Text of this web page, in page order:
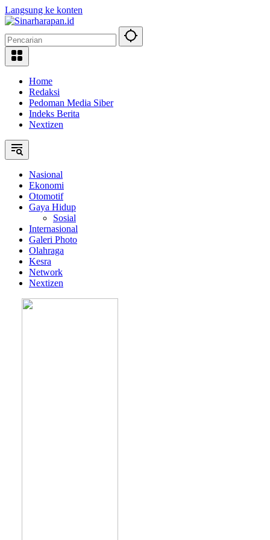
Langsung ke konten
Home
Redaksi
Pedoman Media Siber
Indeks Berita
Nextizen
Nasional
Ekonomi
Otomotif
Gaya Hidup
Sosial
Internasional
Galeri Photo
Olahraga
Kesra
Network
Nextizen